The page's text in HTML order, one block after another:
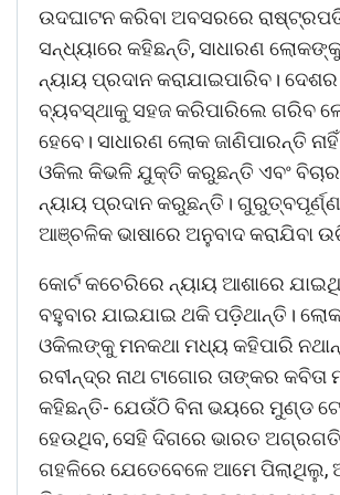
ଉଦଘାଟନ କରିବା ଅବସରରେ
ସନ୍ଧ୍ୟାରେ କହିଛନ୍ତି, ସାଧାରଣ
ନ୍ୟାୟ ପ୍ରଦାନ କରାଯାଇପାରିବ।
ବ୍ୟବସ୍ଥାକୁ ସହଜ କରିପାରିଲେ ଗରିବ
ହେବେ। ସାଧାରଣ ଲୋକ ଜାଣିପାରନ୍ତି ନାହିଁ
ଓକିଲ କିଭଳି ଯୁକ୍ତି କରୁଛନ୍ତି ଏବଂ
ନ୍ୟାୟ ପ୍ରଦାନ କରୁଛନ୍ତି।
ଆଞ୍ଚଳିକ ଭାଷାରେ ଅନୁବାଦ କରାଯିବା
କୋର୍ଟ କଚେରିରେ ନ୍ୟାୟ ଆଶାରେ
ବହୁବାର ଯାଇଯାଇ ଥକି ପଡ଼ିଥାନ୍ତି।
ଓକିଲଙ୍କୁ ମନକଥା ମଧ୍ୟ କହିପାରି
ରବୀନ୍ଦ୍ର ନାଥ ଟାଗୋର ତାଙ୍କର କବିତା
କହିଛନ୍ତି- ଯେଉଁଠି ବିନା ଭୟରେ ମୁଣ୍ଡ
ହେଉଥିବ, ସେହି ଦିଗରେ ଭାରତ ଅଗ୍ରଗତି
ଗହଳିରେ ଯେତେବେଳେ ଆମେ ପିଲାଥିଲୁ,